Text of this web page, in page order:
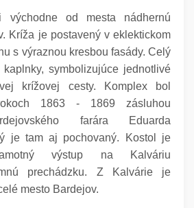
východne od mesta nádhernú
Kríža je postavený v eklektickom
s výraznou kresbou fasády. Celý
symbolizujúce jednotlivé
krížovej cesty. Komplex bol
1863 - 1869 zásluhou
farára Eduarda
je tam aj pochovaný. Kostol je
výstup na Kalváriu
prechádzku. Z Kalvárie je
mesto Bardejov.